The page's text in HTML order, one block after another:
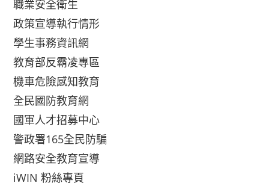
職業安全衛生
政策宣導執行情形
學生事務資訊網
教育部反霸凌專區
機車危險感知教育
全民國防教育網
國軍人才招募中心
警政署165全民防騙
網路安全教育宣導
iWIN 粉絲專頁